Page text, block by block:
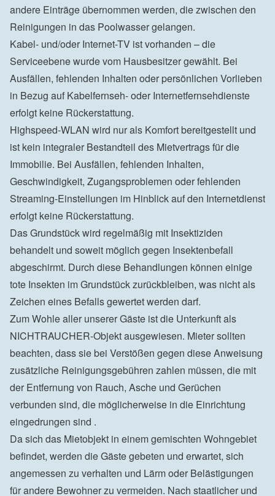
andere Einträge übernommen werden, die zwischen den
Reinigungen in das Poolwasser gelangen.
Kabel- und/oder Internet-TV ist vorhanden – die
Serviceebene wurde vom Hausbesitzer gewählt. Bei
Ausfällen, fehlenden Inhalten oder persönlichen Vorlieben
in Bezug auf Kabelfernseh- oder Internetfernsehdienste
erfolgt keine Rückerstattung.
Highspeed-WLAN wird nur als Komfort bereitgestellt und
ist kein integraler Bestandteil des Mietvertrags für die
Immobilie. Bei Ausfällen, fehlenden Inhalten,
Geschwindigkeit, Zugangsproblemen oder fehlenden
Streaming-Einstellungen im Hinblick auf den Internetdienst
erfolgt keine Rückerstattung.
Das Grundstück wird regelmäßig mit Insektiziden
behandelt und soweit möglich gegen Insektenbefall
abgeschirmt. Durch diese Behandlungen können einige
tote Insekten im Grundstück zurückbleiben, was nicht als
Zeichen eines Befalls gewertet werden darf.
Zum Wohle aller unserer Gäste ist die Unterkunft als
NICHTRAUCHER-Objekt ausgewiesen. Mieter sollten
beachten, dass sie bei Verstößen gegen diese Anweisung
zusätzliche Reinigungsgebühren zahlen müssen, die mit
der Entfernung von Rauch, Asche und Gerüchen
verbunden sind, die möglicherweise in die Einrichtung
eingedrungen sind .
Da sich das Mietobjekt in einem gemischten Wohngebiet
befindet, werden die Gäste gebeten und erwartet, sich
angemessen zu verhalten und Lärm oder Belästigungen
für andere Bewohner zu vermeiden. Nach staatlicher und